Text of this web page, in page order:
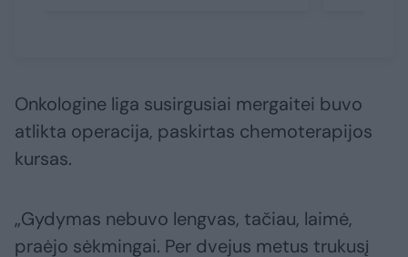
Onkologine liga susirgusiai mergaitei buvo
atlikta operacija, paskirtas chemoterapijos
kursas.
„Gydymas nebuvo lengvas, tačiau, laimė,
praėjo sėkmingai. Per dvejus metus trukusį